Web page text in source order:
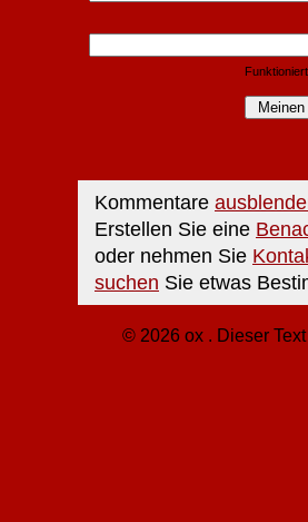
Kommentare
Erstellen Sie eine
oder nehmen Sie
suchen Sie etwas
© 2026 ox . Dieser